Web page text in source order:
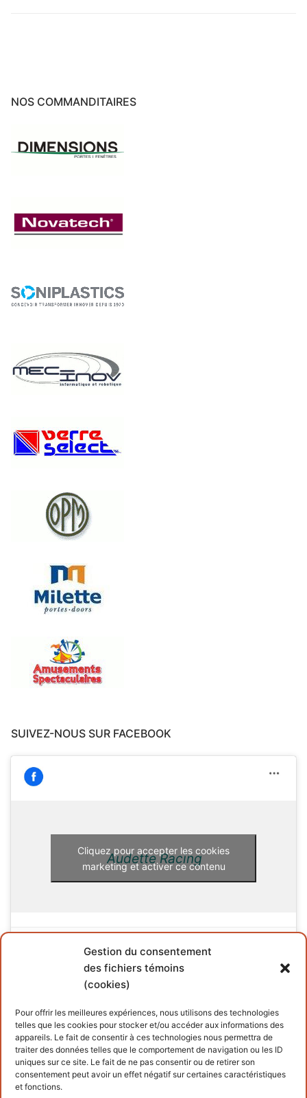
Gestion du consentement
des fichiers témoins
(cookies)
Pour offrir les meilleures expériences, nous utilisons des technologies
telles que les cookies pour stocker et/ou accéder aux informations des
appareils. Le fait de consentir à ces technologies nous permettra de
traiter des données telles que le comportement de navigation ou les ID
uniques sur ce site. Le fait de ne pas consentir ou de retirer son
consentement peut avoir un effet négatif sur certaines caractéristiques
et fonctions.
NOS COMMANDITAIRES
SUIVEZ-NOUS SUR FACEBOOK
Audette Racing
Cliquez pour accepter les cookies
marketing et activer ce contenu
INFORMATIONS
Conditions générales
Politique de cookies